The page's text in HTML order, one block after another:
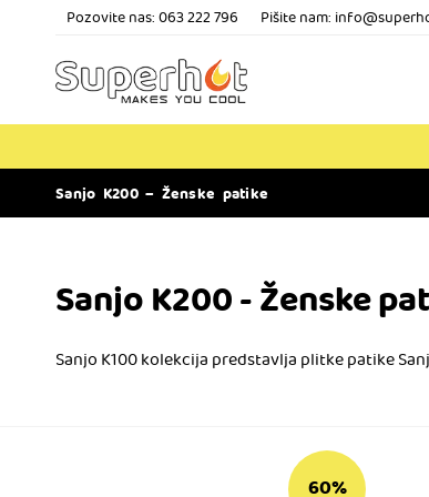
Pozovite nas:063 222 796 Pišite nam:
Sanjo K200 – Ženske patike
Sanjo K200 - Ženske
Sanjo K100 kolekcija predstavlja plitke patike
60%